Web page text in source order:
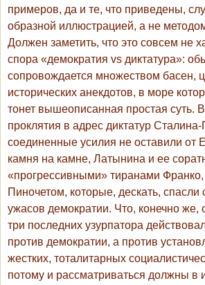
примеров, да и те, что приведены,
образной иллюстрацией, а не
Должен заметить, что это совсем не
спора «демократия vs диктатура»:
сопровождается множеством басен,
исторических анекдотов, в море
тонет вышеописанная простая суть. В
проклятия в адрес диктатур Сталина-
соединенные усилия не оставили от
камня на камне, Латынина и ее
«прогрессивными» тиранами
Пиночетом, которые, дескать, спасли
ужасов демократии. Что, конечно же,
три последних узурпатора
против демократии, а против
жестких, тоталитарных
потому и рассматриваться должны в